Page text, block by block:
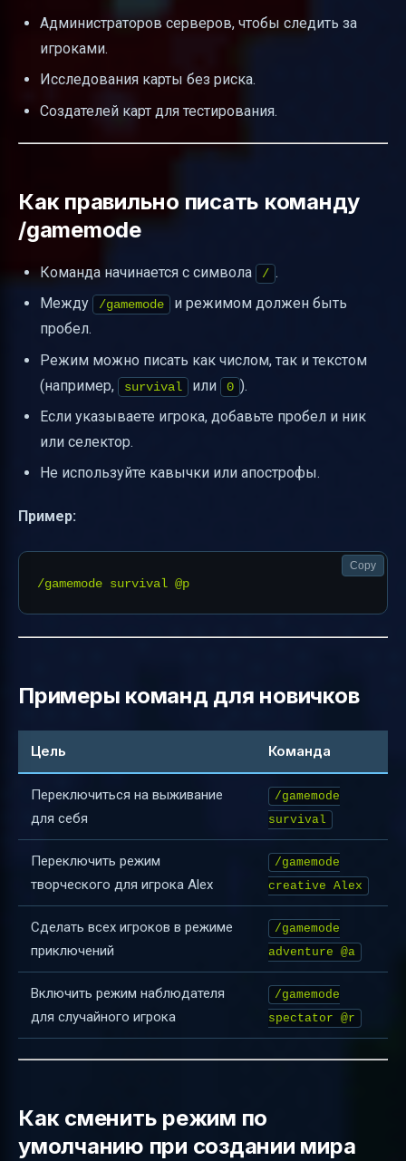
Администраторов серверов, чтобы следить за
игроками.
Исследования карты без риска.
Создателей карт для тестирования.
Как правильно писать команду
/gamemode
Команда начинается с символа / .
Между
/gamemode
и режимом должен быть
пробел.
Режим можно писать как числом, так и текстом
(например,
survival или 0 ).
Если указываете игрока, добавьте пробел и ник
или селектор.
Не используйте кавычки или апострофы.
Пример:
Copy
Примеры команд для новичков
Цель Команда
Переключиться на выживание
для себя
/gamemode
survival
Переключить режим
творческого для игрока Alex
/gamemode
creative Alex
Сделать всех игроков в режиме
приключений
/gamemode
adventure @a
Включить режим наблюдателя
для случайного игрока
/gamemode
spectator @r
Как сменить режим по
умолчанию при создании мира